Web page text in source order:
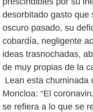
desorbitado gasto que
oscuro pasado, su
cobardía, negligente
ideas trasnochadas,
de muy propias de la
Lean esta chuminada
Moncloa: “El
se refiera a lo que se